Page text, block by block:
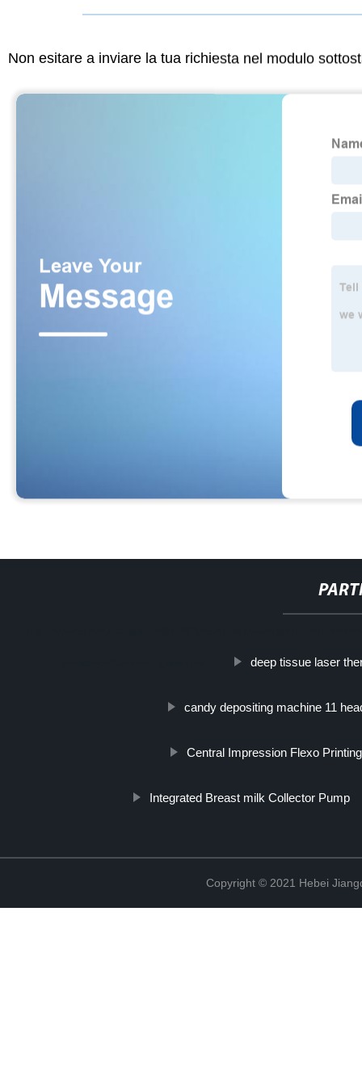
Non esitare a inviare la tua richiesta nel modulo
deep tissue laser
candy depositing machine 11
Central Impression Flexo
Integrated Breast milk Collector Pump
Copyright © 2021 Hebei